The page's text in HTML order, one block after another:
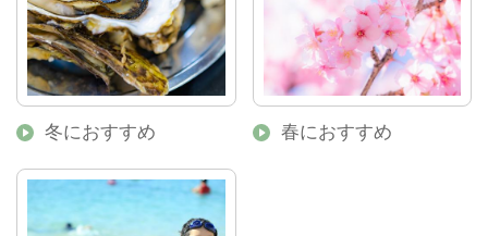
冬におすすめ 春におすすめ